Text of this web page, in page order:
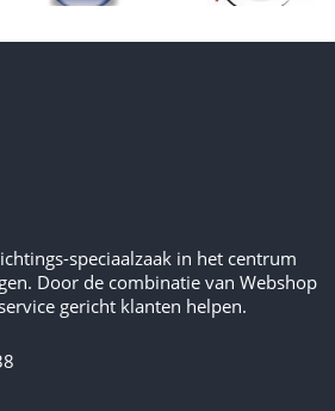
speciaalzaak in het centrum
Door de combinatie van Webshop
gericht klanten helpen.